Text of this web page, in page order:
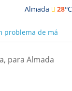
Almada 28oC
problema de má
Amarela
cultural entre
de Agosto
para Almada